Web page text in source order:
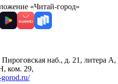
«Читай-город»
Пироговская наб., д. 21, литера А,
ком. 29,